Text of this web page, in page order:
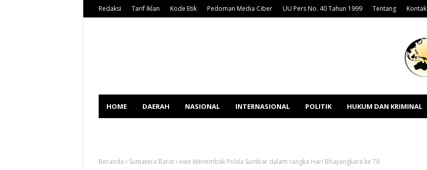
Redaksi Tarif Iklan Kode Etik Pedoman Media Ciber UU Pers No. 40 Tahun 1999 Tentang Kontak
HOME DAERAH NASIONAL INTERNASIONAL POLITIK HUKUM DAN KRIMINAL
Beranda Sumatera Barat Iven Menembak Polda Sumbar dalam rangka Hari Bhayangkara ke 76